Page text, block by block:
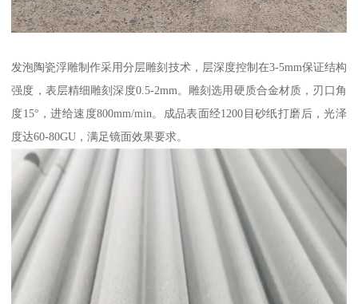
发泡陶瓷浮雕制作采用分层雕刻技术，层深度控制在3-5mm保证结构
强度，表层精细雕刻深度0.5-2mm。雕刻选用硬质合金材质，刃口角
度15°，进给速度800mm/min。成品表面经1200目砂纸打磨后，光泽
度达60-80GU，满足镜面效果要求。